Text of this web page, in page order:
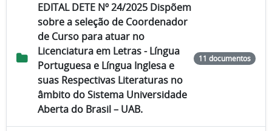
EDITAL DETE Nº 24/2025 Dispõem
sobre a seleção de Coordenador
de Curso para atuar no
Licenciatura em Letras - Língua
Portuguesa e Língua Inglesa e
suas Respectivas Literaturas no
âmbito do Sistema Universidade
Aberta do Brasil – UAB.
11 documentos